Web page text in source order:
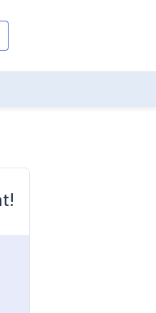
will be updated as per the